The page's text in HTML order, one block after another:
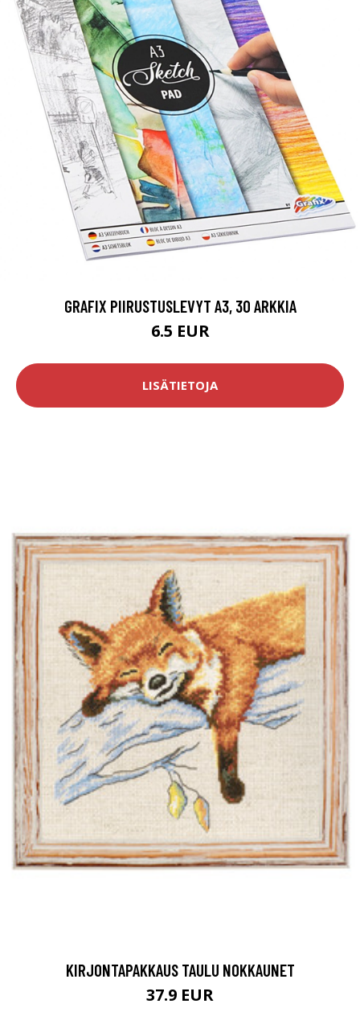
GRAFIX PIIRUSTUSLEVYT A3, 30 ARKKIA
6.5 EUR
LISÄTIETOJA
KIRJONTAPAKKAUS TAULU NOKKAUNET
37.9 EUR